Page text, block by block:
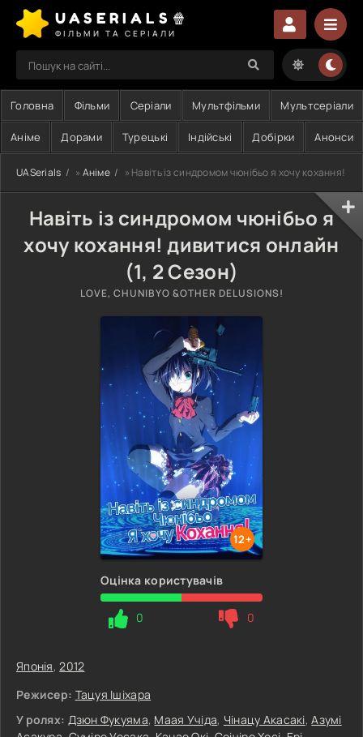
UASERIALS🍿
ФІЛЬМИ ТА СЕРІАЛИ
Головна Фільми Серіали Мультфільми Мультсеріали
Аніме Дорами Турецькі Індійські Добірки Анонси
UASerials » Аніме » Навіть із синдромом чюнібьо я хочу кохання!
Навіть із синдромом чюнібьо я
хочу кохання! дивитися онлайн
(1, 2 Сезон)
LOVE, CHUNIBYO &OTHER DELUSIONS!
12+
Оцінка користувачів
0 0
Японія,2012
Режисер: Тацуя Ішіхара
У ролях: Дзюн Фукуяма, Маая Учіда, Чінацу Акасакі,Азумі